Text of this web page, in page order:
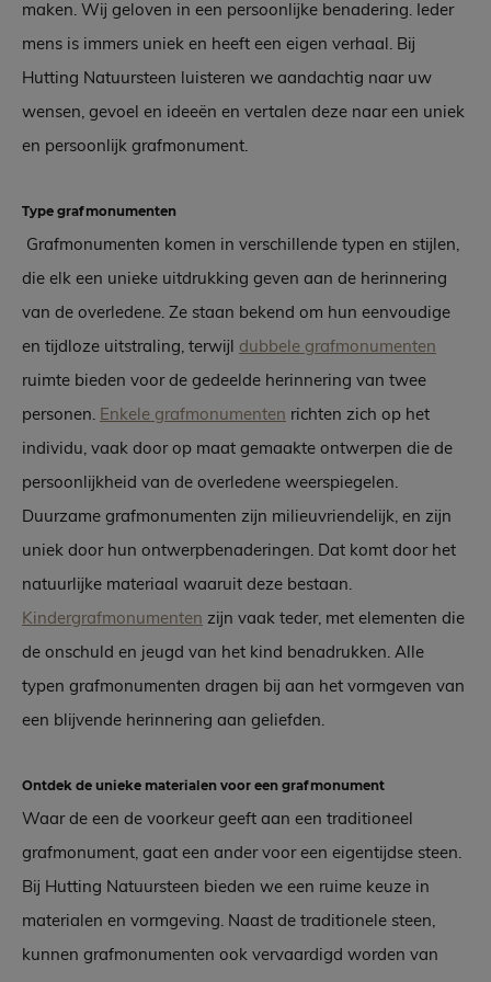
maken. Wij geloven in een persoonlijke benadering. Ieder
mens is immers uniek en heeft een eigen verhaal. Bij
Hutting Natuursteen luisteren we aandachtig naar uw
wensen, gevoel en ideeën en vertalen deze naar een uniek
en persoonlijk grafmonument.
Type grafmonumenten
Grafmonumenten komen in verschillende typen en stijlen,
die elk een unieke uitdrukking geven aan de herinnering
van de overledene. Ze staan bekend om hun eenvoudige
en tijdloze uitstraling, terwijl dubbele grafmonumenten
ruimte bieden voor de gedeelde herinnering van twee
personen. Enkele grafmonumenten richten zich op het
individu, vaak door op maat gemaakte ontwerpen die de
persoonlijkheid van de overledene weerspiegelen.
Duurzame grafmonumenten zijn milieuvriendelijk, en zijn
uniek door hun ontwerpbenaderingen. Dat komt door het
natuurlijke materiaal waaruit deze bestaan.
Kindergrafmonumenten zijn vaak teder, met elementen die
de onschuld en jeugd van het kind benadrukken. Alle
typen grafmonumenten dragen bij aan het vormgeven van
een blijvende herinnering aan geliefden.
Ontdek de unieke materialen voor een grafmonument
Waar de een de voorkeur geeft aan een traditioneel
grafmonument, gaat een ander voor een eigentijdse steen.
Bij Hutting Natuursteen bieden we een ruime keuze in
materialen en vormgeving. Naast de traditionele steen,
kunnen grafmonumenten ook vervaardigd worden van